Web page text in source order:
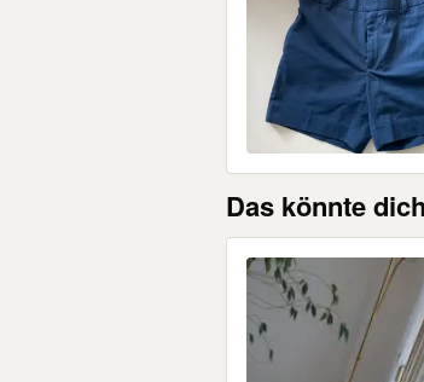
Das könnte